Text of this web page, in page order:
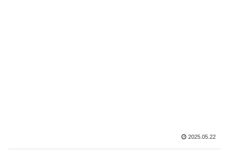
2025.05.22